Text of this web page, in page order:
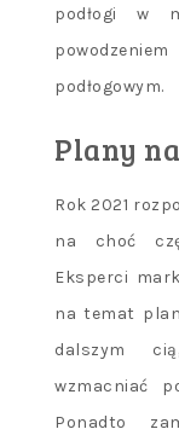
podłogi w
podłogowym.
Plany
Rok 2021
na choć
Eksperci
na temat
dalszym
wzmacniać
Ponadto